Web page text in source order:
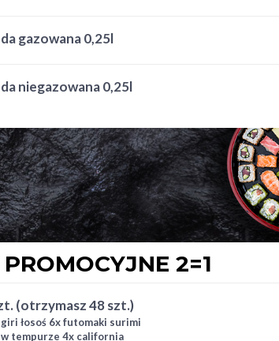
gazowana 0,25l
niegazowana 0,25l
2=1
(otrzymasz 48 szt.)
łosoś 6x futomaki surimi
tempurze 4x california